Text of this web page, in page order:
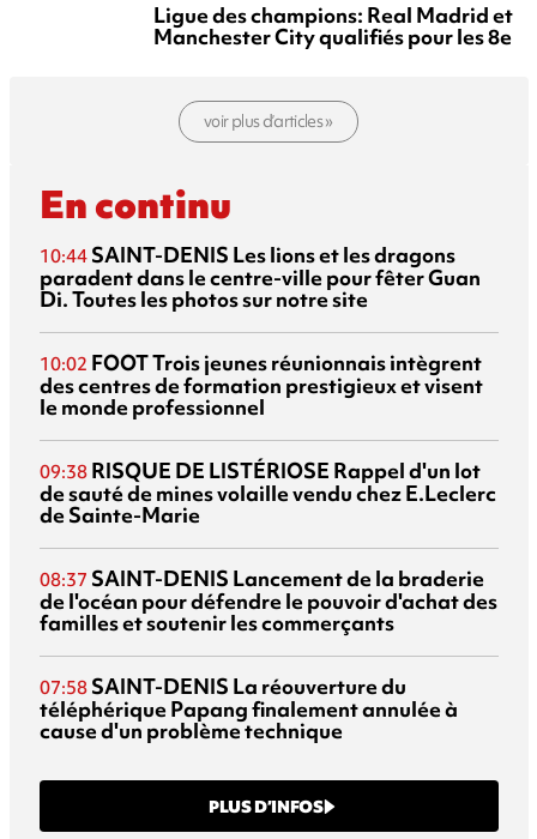
Ligue des champions: Real Madrid et
Manchester City qualifiés pour les 8e
voir plus d’articles »
En continu
10:44 SAINT-DENIS Les lions et les dragons
paradent dans le centre-ville pour fêter Guan
Di. Toutes les photos sur notre site
10:02 FOOTTrois jeunes réunionnais intègrent
des centres de formation prestigieux et visent
le monde professionnel
09:38 RISQUE DE LISTÉRIOSE Rappel d'un lot
de sauté de mines volaille vendu chez E.Leclerc
de Sainte-Marie
08:37 SAINT-DENIS Lancement de la braderie
de l'océan pour défendre le pouvoir d'achat des
familles et soutenir les commerçants
07:58 SAINT-DENIS La réouverture du
téléphérique Papang finalement annulée à
cause d'un problème technique
PLUS D’INFOS